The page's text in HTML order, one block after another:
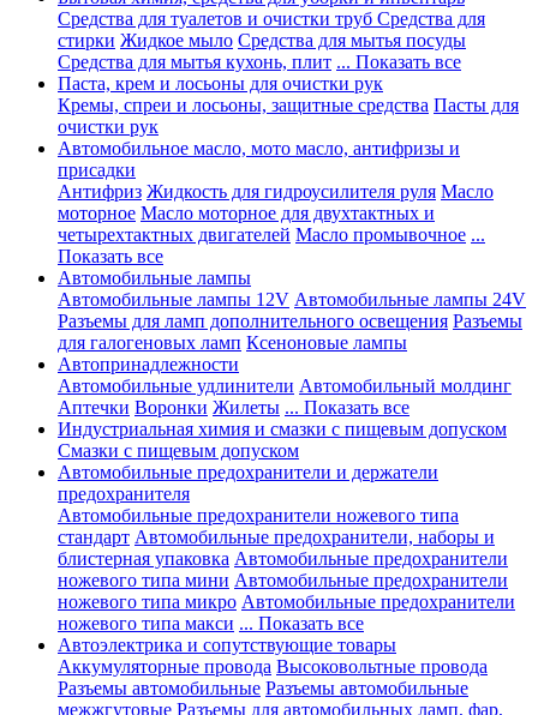
Средства для туалетов и очистки труб Средства для
стирки Жидкое мыло Средства для мытья посуды
Средства для мытья кухонь, плит ... Показать все
Паста, крем и лосьоны для очистки рук
Кремы, спреи и лосьоны, защитные средства Пасты для
очистки рук
Автомобильное масло, мото масло, антифризы и
присадки
Антифриз Жидкость для гидроусилителя руля Масло
моторное Масло моторное для двухтактных и
четырехтактных двигателей Масло промывочное ...
Показать все
Автомобильные лампы
Автомобильные лампы 12V Автомобильные лампы 24V
Разъемы для ламп дополнительного освещения Разъемы
для галогеновых ламп Ксеноновые лампы
Автопринадлежности
Автомобильные удлинители Автомобильный молдинг
Аптечки Воронки Жилеты ... Показать все
Индустриальная химия и смазки с пищевым допуском
Смазки с пищевым допуском
Автомобильные предохранители и держатели
предохранителя
Автомобильные предохранители ножевого типа
стандарт Автомобильные предохранители, наборы и
блистерная упаковка Автомобильные предохранители
ножевого типа мини Автомобильные предохранители
ножевого типа микро Автомобильные предохранители
ножевого типа макси ... Показать все
Автоэлектрика и сопутствующие товары
Аккумуляторные провода Высоковольтные провода
Разъемы автомобильные Разъемы автомобильные
межжгутовые Разъемы для автомобильных ламп, фар,